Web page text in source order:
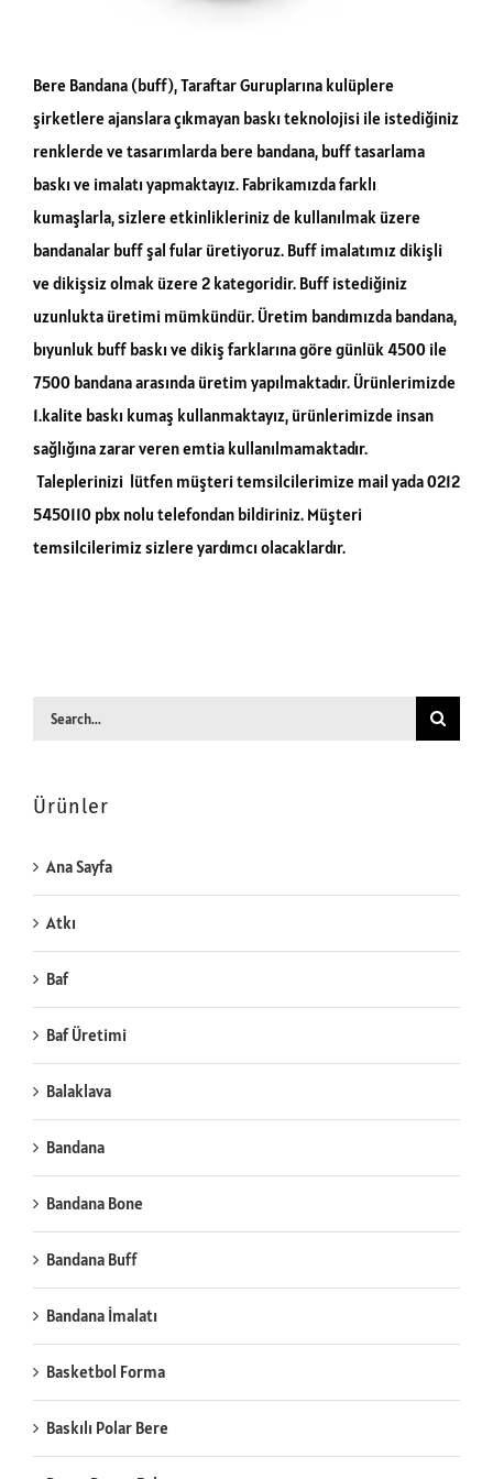
Bere Bandana (buff), Taraftar Guruplarına kulüplere
şirketlere ajanslara çıkmayan baskı teknolojisi ile istediğiniz
renklerde ve tasarımlarda bere bandana, buff tasarlama
baskı ve imalatı yapmaktayız. Fabrikamızda farklı
kumaşlarla, sizlere etkinlikleriniz de kullanılmak üzere
bandanalar buff şal fular üretiyoruz. Buff imalatımız dikişli
ve dikişsiz olmak üzere 2 kategoridir. Buff istediğiniz
uzunlukta üretimi mümkündür. Üretim bandımızda bandana,
bıyunluk buff baskı ve dikiş farklarına göre günlük 4500 ile
7500 bandana arasında üretim yapılmaktadır. Ürünlerimizde
1.kalite baskı kumaş kullanmaktayız, ürünlerimizde insan
sağlığına zarar veren emtia kullanılmamaktadır.
Taleplerinizi lütfen müşteri temsilcilerimize mail yada 0212
5450110 pbx nolu telefondan bildiriniz. Müşteri
temsilcilerimiz sizlere yardımcı olacaklardır.
Search
Ürünler
Ana Sayfa
Atkı
Baf
Baf Üretimi
Balaklava
Bandana
Bandana Bone
Bandana Buff
Bandana İmalatı
Basketbol Forma
Baskılı Polar Bere